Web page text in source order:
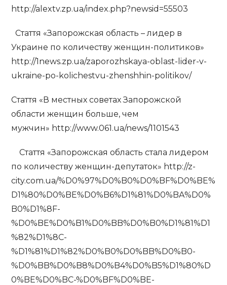
http://alextv.zp.ua/index.php?newsid=55503
Стаття «Запорожская область – лидер в
Украине по количеству женщин-политиков»
http://1news.zp.ua/zaporozhskaya-oblast-lider-v-
ukraine-po-kolichestvu-zhenshhin-politikov/
Стаття «В местных советах Запорожской
области женщин больше, чем
мужчин» http://www.061.ua/news/1101543
Стаття «Запорожская область стала лидером
по количеству женщин-депутаток» http://z-
city.com.ua/%D0%97%D0%B0%D0%BF%D0%BE%
D1%80%D0%BE%D0%B6%D1%81%D0%BA%D0%
B0%D1%8F-
%D0%BE%D0%B1%D0%BB%D0%B0%D1%81%D1
%82%D1%8C-
%D1%81%D1%82%D0%B0%D0%BB%D0%B0-
%D0%BB%D0%B8%D0%B4%D0%B5%D1%80%D
0%BE%D0%BC-%D0%BF%D0%BE-